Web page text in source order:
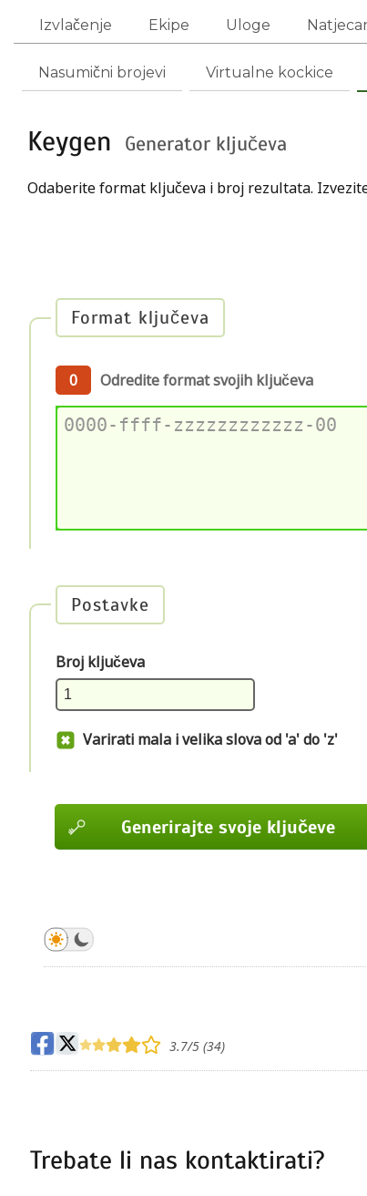
Izvlačenje Ekipe Uloge
Nasumični brojevi Virtualne kockice
Keygen Generator ključeva
Odaberite format ključeva i broj rezultata.
Format ključeva
0 Odredite format svojih ključeva
Postavke
Broj ključeva
Varirati mala i velika slova od 'a' do 'z'
Generirajte svoje ključeve
Generirajte svoje ključeve
3.7/5 (34)
Trebate li nas kontaktirati?